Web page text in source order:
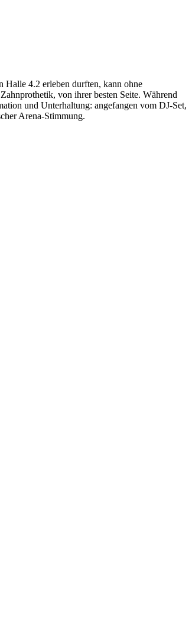
Halle 4.2 erleben durften, kann ohne
von ihrer besten Seite. Während
und Unterhaltung: angefangen vom DJ-Set,
Arena-Stimmung.